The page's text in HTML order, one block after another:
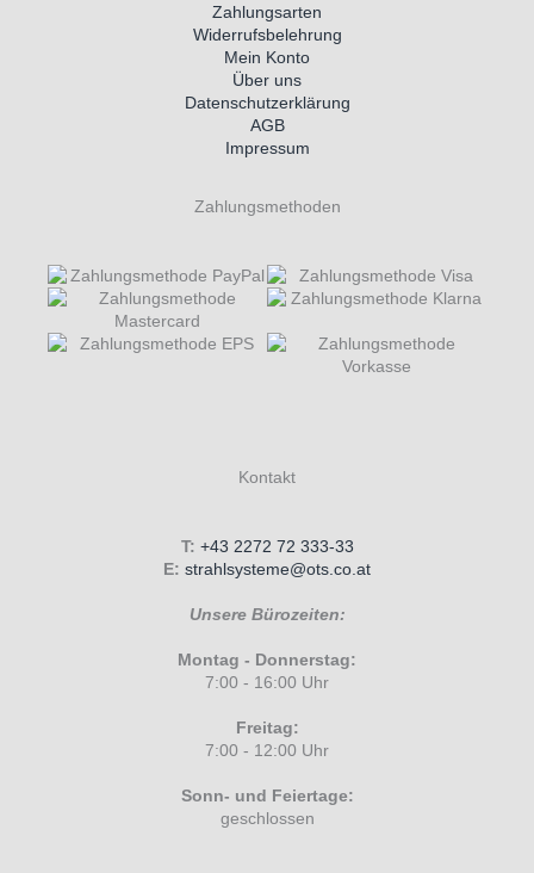
Zahlungsarten
Widerrufsbelehrung
Mein Konto
Über uns
Datenschutzerklärung
AGB
Impressum
Zahlungsmethoden
Kontakt
T: +43 2272 72 333-33
E: strahlsysteme@ots.co.at
Unsere Bürozeiten:
Montag - Donnerstag:
7:00 - 16:00 Uhr
Freitag:
7:00 - 12:00 Uhr
Sonn- und Feiertage:
geschlossen